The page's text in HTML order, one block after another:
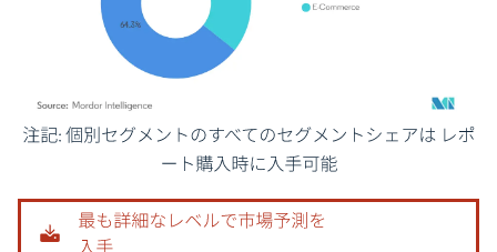
画像 © Mordor Intelligence。再利用にはCC BY 4.0の表示が必要です。